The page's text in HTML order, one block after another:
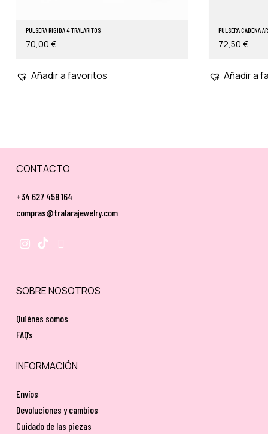
PULSERA RIGIDA 4 TRALARITOS
70,00 €
Añadir a favoritos
PULSERA CADENA
72,50 €
Añadir a
CONTACTO
+34 627 458 164
compras@tralarajewelry.com
SOBRE NOSOTROS
Quiénes somos
FAQ’s
INFORMACIÓN
Envíos
Devoluciones y cambios
Cuidado de las piezas